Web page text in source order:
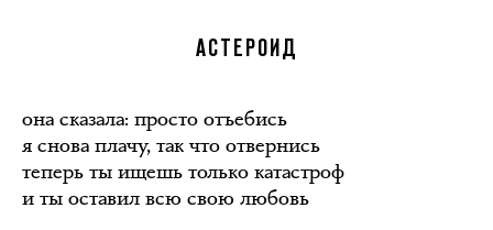
АСТЕРОИД
она сказала: просто отъебись
я снова плачу, так что отвернись
теперь ты ищешь только катастроф
и ты оставил всю свою любовь